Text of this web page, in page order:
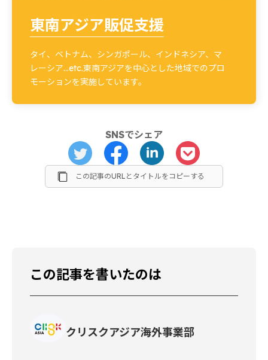
東南アジア販促支援
タイ、ベトナム、シンガポール、インドネシア、マ
レーシア…etc.東南アジアを中心とした地域でのプロ
モーションを実施しています。
SNSでシェア
この記事のURLとタイトルをコピーする
この記事を書いたのは
クリスクアジア海外事業部